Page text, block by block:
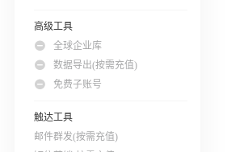
高级工具
全球企业库
数据导出(按需充值)
免费子账号
触达工具
邮件群发(按需充值)